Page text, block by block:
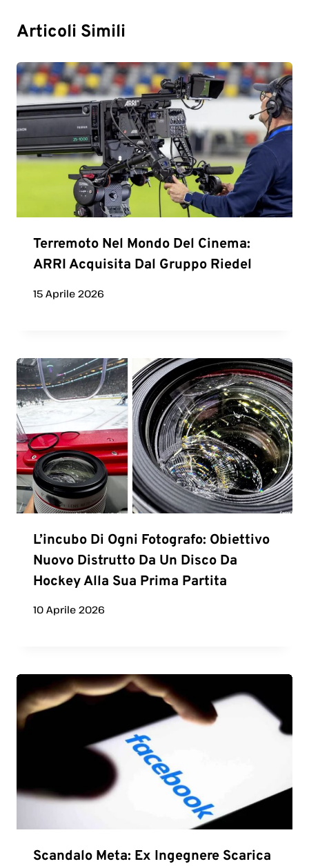
Articoli Simili
Terremoto Nel Mondo Del Cinema:
ARRI Acquisita Dal Gruppo Riedel
15 Aprile 2026
L’incubo Di Ogni Fotografo: Obiettivo
Nuovo Distrutto Da Un Disco Da
Hockey Alla Sua Prima Partita
10 Aprile 2026
Scandalo Meta: Ex Ingegnere Scarica